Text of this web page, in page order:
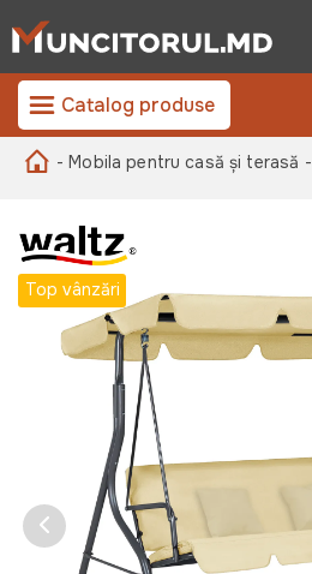
Catalog produse
- Mobila pentru casă și terasă
Top vânzări